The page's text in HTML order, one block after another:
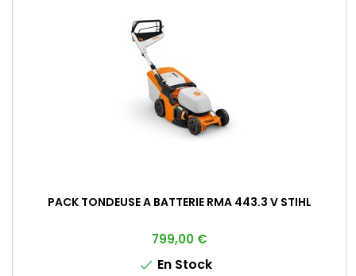
PACK TONDEUSE A BATTERIE RMA 443.3 V STIHL
Prix
799,00 €
 En Stock